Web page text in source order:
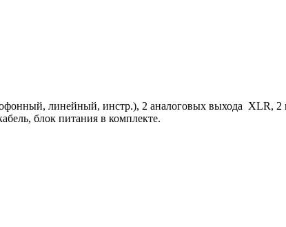
линейный, инстр.), 2 аналоговых выхода XLR, 2
блок питания в комплекте.